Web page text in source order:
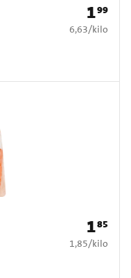
Prijs: €
199
€ 6,63 per kilo
6,63/kilo
Prijs: €
185
€ 1,85 per kilo
1,85/kilo